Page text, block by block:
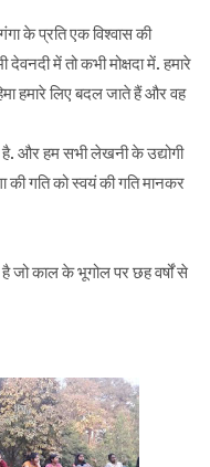
के प्रति एक विश्वास की
में तो कभी मोक्षदा में. हमारे
हमारे लिए बदल जाते हैं और वह
है. और हम सभी लेखनी के उद्योगी
की गति को स्वयं की गति मानकर
जो काल के भूगोल पर छह वर्षों से